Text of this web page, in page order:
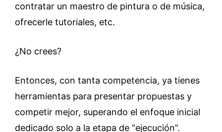
contratar un maestro de pintura o de música,
ofrecerle tutoriales, etc.
¿No crees?
Entonces, con tanta competencia, ya tienes
herramientas para presentar propuestas y
competir mejor, superando el enfoque inicial
dedicado solo a la etapa de “ejecución”.